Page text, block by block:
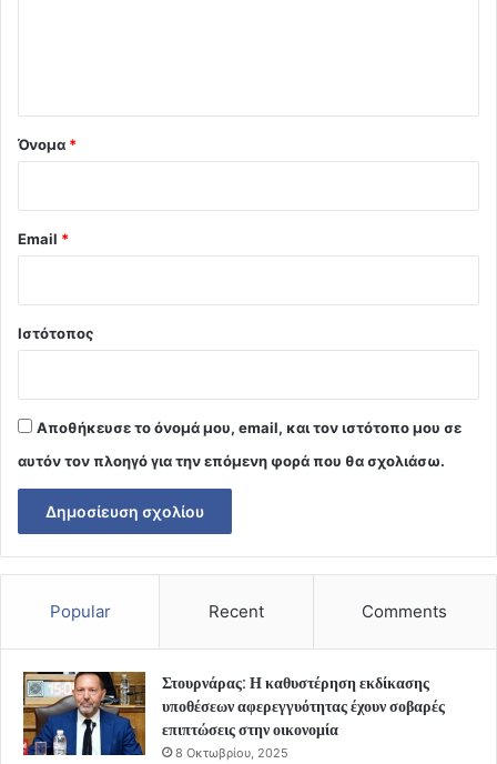
Όνομα *
Email *
Ιστότοπος
Αποθήκευσε το όνομά μου, email, και τον ιστότοπο μου σε
αυτόν τον πλοηγό για την επόμενη φορά που θα σχολιάσω.
Popular Recent Comments
Στουρνάρας: Η καθυστέρηση εκδίκασης
υποθέσεων αφερεγγυότητας έχουν σοβαρές
επιπτώσεις στην οικονομία
8 Οκτωβρίου, 2025